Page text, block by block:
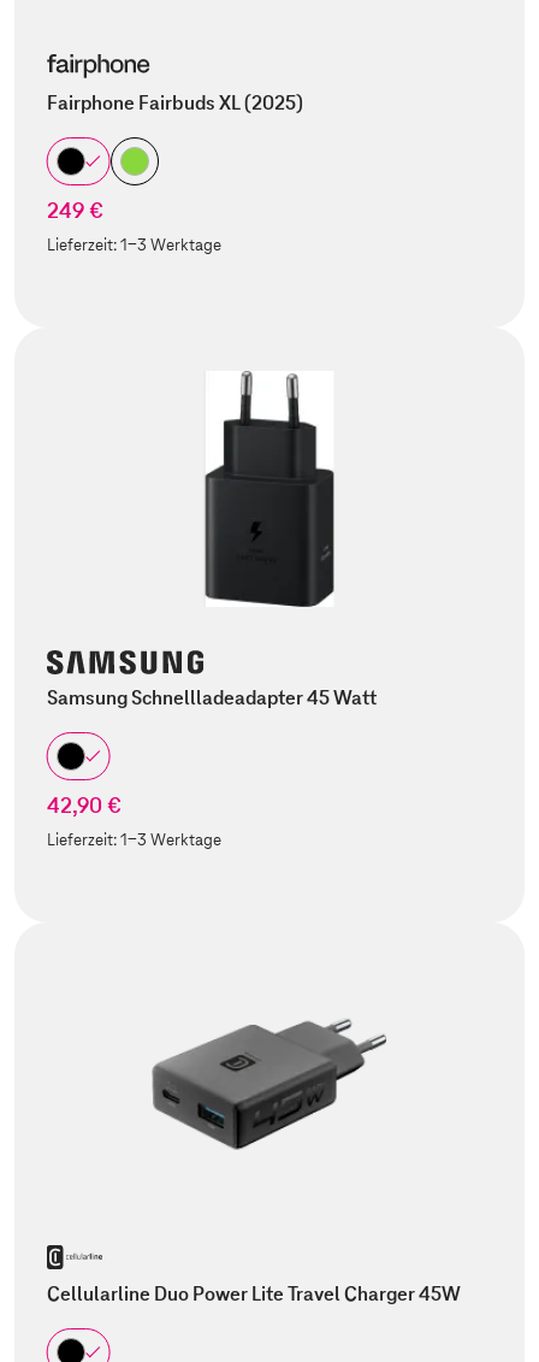
Fairphone Fairbuds XL (2025)
249 €
Lieferzeit:1-3 Werktage
Samsung Schnellladeadapter 45 Watt
42,90 €
Lieferzeit:1-3 Werktage
Cellularline Duo Power Lite Travel Charger 45W